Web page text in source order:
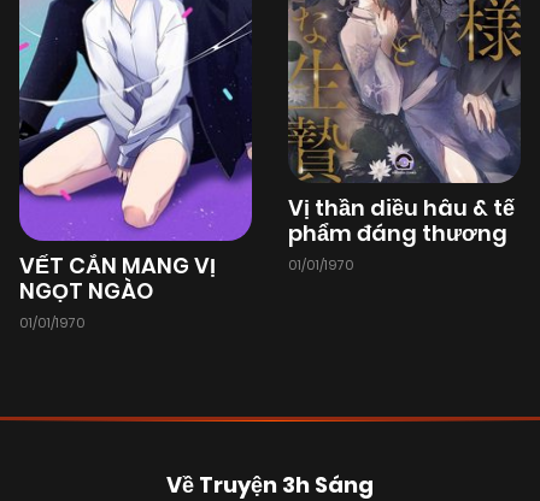
VẾT CẮN MANG VỊ
NGỌT NGÀO
01/01/1970
Vị thần diều hâu & tế
phẩm đáng thương
01/01/1970
Về Truyện 3h Sáng